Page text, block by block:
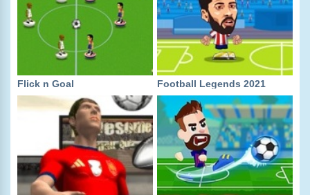
Flick n Goal Football Legends 2021